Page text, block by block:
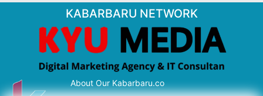
KABARBARU NETWORK
About Our Kabarbaru.co